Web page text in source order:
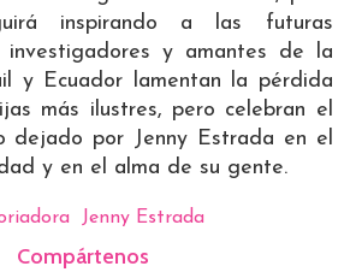
inspirando a las futuras
investigadores y amantes de la
y Ecuador lamentan la pérdida
más ilustres, pero celebran el
dejado por Jenny Estrada en el
y en el alma de su gente.
Jenny Estrada
Compártenos